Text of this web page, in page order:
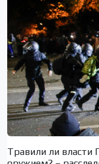
Травили ли власти